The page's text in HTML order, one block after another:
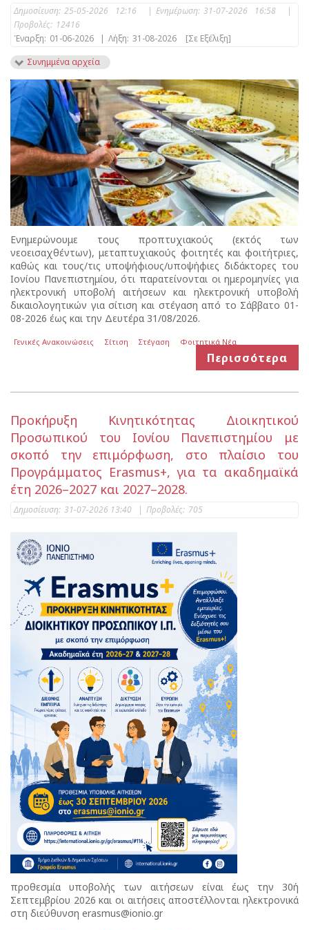
Δημοσίευση: 25-05-2026 12:16 | Ενημέρωση: 31-07-2026 16:58
|
Προβολές: 12416
Έναρξη: 01-06-2026 | Λήξη: 31-08-2026
[Σε Εξέλιξη]
Συνημμένα αρχεία
Ενημερώνουμε τους προπτυχιακούς (εκτός των
νεοεισαχθέντων), μεταπτυχιακούς φοιτητές και φοιτήτριες,
καθώς και τους/τις υποψήφιους/υποψήφιες διδάκτορες του
Ιονίου Πανεπιστημίου, ότι παρατείνονται οι ημερομηνίες για
ηλεκτρονική υποβολή αιτήσεων και ηλεκτρονική υποβολή
δικαιολογητικών για σίτιση και στέγαση από το Σάββατο 01-
08-2026 έως και την Δευτέρα 31/08/2026.
Γενικές Ανακοινώσεις Σίτιση Στέγαση Φοιτητικά Νέα
Περισσότερα
Προκήρυξη Κινητικότητας Διοικητικού
Προσωπικού του Ιονίου Πανεπιστημίου με
σκοπό την επιμόρφωση, στο πλαίσιο του
Προγράμματος Erasmus+, για τα ακαδημαϊκά
έτη 2026–2027 και 2027–2028.
Δημοσίευση: 31-07-2026 13:40 | Προβολές: 705
προθεσμία υποβολής των αιτήσεων είναι έως την 30ή
Σεπτεμβρίου 2026 και οι αιτήσεις αποστέλλονται ηλεκτρονικά
στη διεύθυνση erasmus@ionio.gr